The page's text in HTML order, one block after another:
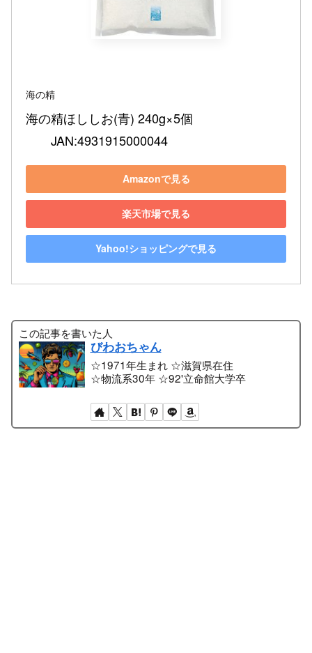
海の精
海の精ほししお(青) 240g×5個
JAN:4931915000044
Amazonで見る
楽天市場で見る
Yahoo!ショッピングで見る
この記事を書いた人
びわおちゃん
☆1971年生まれ ☆滋賀県在住
☆物流系30年 ☆92'立命館大学卒